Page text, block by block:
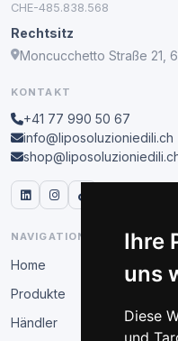
Ihre
uns
Diese
und
CHE-485.838.568
Rechtsitz
Moncucchetto Straße 21,
KONTAKT
+41 77 990 50 67
info@liposoluzioniedili.ch
NAVIGATION
Home
Produkte
Händler